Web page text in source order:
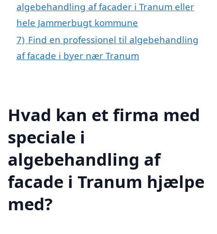
algebehandling af facader i Tranum eller
hele Jammerbugt kommune
7) Find en professionel til algebehandling
af facade i byer nær Tranum
Hvad kan et firma med
speciale i
algebehandling af
facade i Tranum hjælpe
med?